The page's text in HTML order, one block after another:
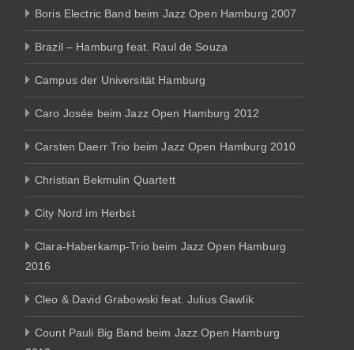
Boris Electric Band beim Jazz Open Hamburg 2007
Brazil – Hamburg feat. Raul de Souza
Campus der Universität Hamburg
Caro Josée beim Jazz Open Hamburg 2012
Carsten Daerr Trio beim Jazz Open Hamburg 2010
Christian Bekmulin Quartett
City Nord im Herbst
Clara-Haberkamp-Trio beim Jazz Open Hamburg
2016
Cleo & David Grabowski feat. Julius Gawlik
Count Pauli Big Band beim Jazz Open Hamburg